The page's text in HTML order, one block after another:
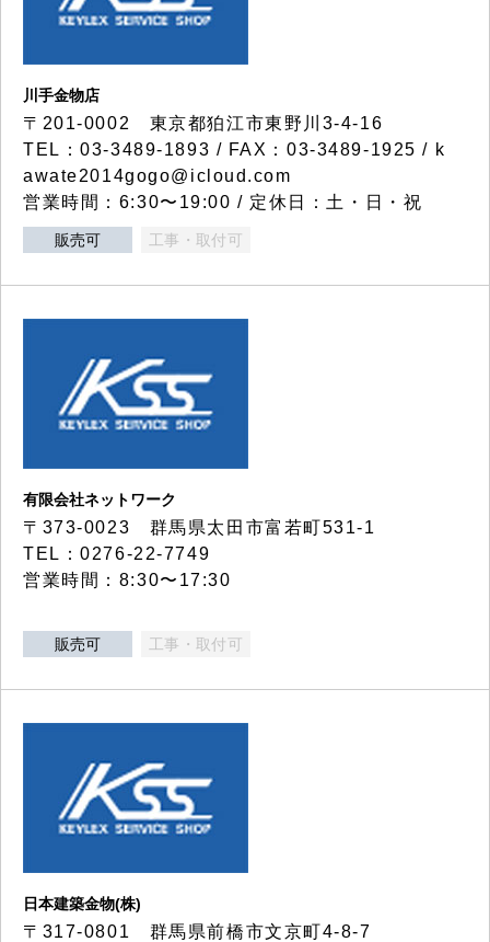
川手金物店
〒201-0002 東京都狛江市東野川3-4-16
TEL：03-3489-1893 / FAX：03-3489-1925 / k
awate2014gogo@icloud.com
営業時間：6:30〜19:00 / 定休日：土・日・祝
販売可 工事・取付可
有限会社ネットワーク
〒373-0023 群馬県太田市富若町531-1
TEL：0276-22-7749
営業時間：8:30〜17:30
販売可 工事・取付可
日本建築金物(株)
〒317‐0801 群馬県前橋市文京町4-8-7